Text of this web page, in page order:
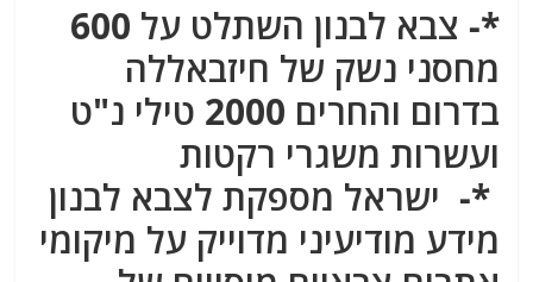
at
s
A
p
p
e
g
ra
m
ai
l
itt
er
c
e
b
o
o
k
*- צבא לבנון השתלט על 600
מחסני נשק של חיזבאללה
בדרום והחרים 2000 טילי נ"ט
ועשרות משגרי רקטות
*- ישראל מספקת לצבא לבנון
מידע מודיעיני מדוייק על מיקומי